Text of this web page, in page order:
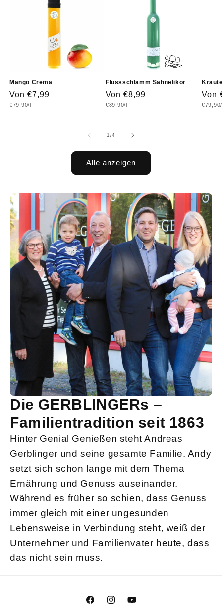
Mango Crema
Normaler
Preis
Von €7,99
Grundpreis
€79,90/l
Flussschlamm Sahnelikör
Normaler
Preis
Von €8,99
Grundpreis
€89,90/l
Preis
Von
1/von
4
Alle anzeigen
Die GERBLINGERs –
Familientradition seit 1863
Hinter Genial Genießen steht Andreas
Gerblinger und seine gesamte Familie. Andy
setzt sich schon lange mit dem Thema
Ernährung und Genuss auseinander.
Während es früher so schien, dass Genuss
immer gleich mit einer ungesunden
Lebensweise in Verbindung steht, weiß der
Unternehmer und Familienvater heute, dass
das nicht sein muss.
FacebookInstagram